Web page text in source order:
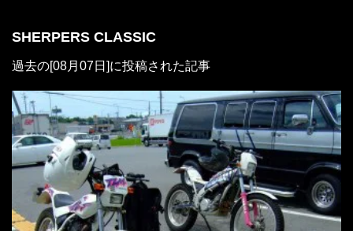
SHERPERS CLASSIC
過去の[08月07日]に投稿された記事